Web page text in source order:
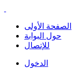
الصفحة الأولى
حول البوابة
للإتصال
الدخول